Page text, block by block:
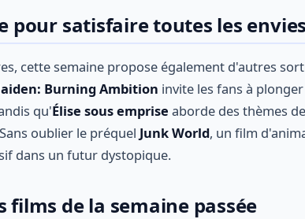
pour satisfaire toutes les envies
cette semaine propose également d'autres
Burning Ambition invite les fans à
qu'Élise sous emprise aborde des thèmes
oublier le préquel Junk World, un film
dans un futur dystopique.
films de la semaine passée